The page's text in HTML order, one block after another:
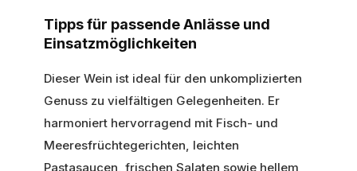
Tipps für passende Anlässe und
Einsatzmöglichkeiten
Dieser Wein ist ideal für den unkomplizierten
Genuss zu vielfältigen Gelegenheiten. Er
harmoniert hervorragend mit Fisch- und
Meeresfrüchtegerichten, leichten
Pastasaucen, frischen Salaten sowie hellem